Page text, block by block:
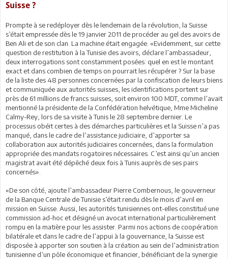
Suisse ?
Prompte à se redéployer dès le lendemain de la révolution, la Suisse
s’était empressée dès le 19 janvier 2011 de procéder au gel des avoirs de
Ben Ali et de son clan. La machine était engagée. «Evidemment, sur cette
question de restitution à la Tunisie des avoirs, déclare l’ambassadeur,
deux interrogations sont constamment posées: quel en est le montant
exact et dans combien de temps on pourrait les récupérer ? Sur la base
de la liste des 48 personnes concernées par la confiscation de leurs biens
et communiquée aux autorités suisses, les identifications portent sur
près de 61 millions de francs suisses, soit environ 100 MDT, comme l’avait
mentionné la présidente de la Confédération helvétique, Mme Micheline
Calmy-Rey, lors de sa visite à Tunis le 28 septembre dernier. Le
processus obéit certes à des démarches particulières et la Suisse n’a pas
manqué, dans le cadre de l’assistance judiciaire, d’apporter sa
collaboration aux autorités judiciaires concernées, dans la formulation
appropriée des mandats rogatoires nécessaires. C’est ainsi qu’un ancien
magistrat avait été dépêché deux fois à Tunis auprès de ses pairs
concernés».
«De son côté, ajoute l’ambassadeur Pierre Combernous, le gouverneur
de la Banque Centrale de Tunisie s’était rendu dès le mois d’avril en
mission en Suisse. Aussi, les autorités tunisiennes ont-elles constitué une
commission ad-hoc et désigné un avocat international particulièrement
rompu en la matière pour les assister. Parmi nos actions de coopération
bilatérale et dans le cadre de l’appui à la gouvernance, la Suisse est
disposée à apporter son soutien à la création au sein de l’administration
tunisienne d’un pôle économique et financier, bénéficiant de la synergie